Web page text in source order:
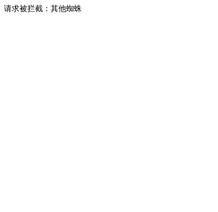
请求被拦截：其他蜘蛛